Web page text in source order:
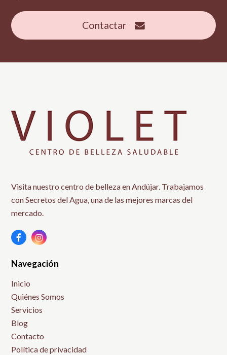
Contactar
Visita nuestro centro de belleza en Andújar. Trabajamos
con Secretos del Agua, una de las mejores marcas del
mercado.
FacebookInstagram
Navegación
Inicio
Quiénes Somos
Servicios
Blog
Contacto
Política de privacidad